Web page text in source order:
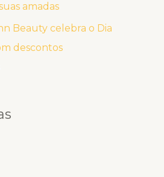
amadas
Beauty celebra o Dia
descontos